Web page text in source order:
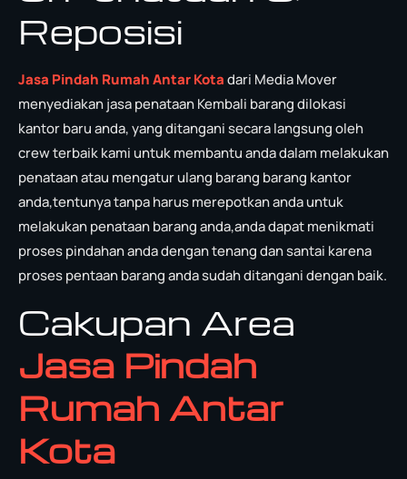
Reposisi
Jasa Pindah Rumah Antar Kotadari Media Mover
menyediakan jasa penataan Kembali barang dilokasi
kantor baru anda, yang ditangani secara langsung oleh
crew terbaik kami untuk membantu anda dalam melakukan
penataan atau mengatur ulang barang barang kantor
anda,tentunya tanpa harus merepotkan anda untuk
melakukan penataan barang anda,anda dapat menikmati
proses pindahan anda dengan tenang dan santai karena
proses pentaan barang anda sudah ditangani dengan baik.
Cakupan Area
Jasa Pindah
Rumah Antar
Kota